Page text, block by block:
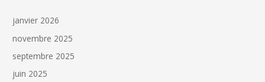
janvier 2026
novembre 2025
septembre 2025
juin 2025